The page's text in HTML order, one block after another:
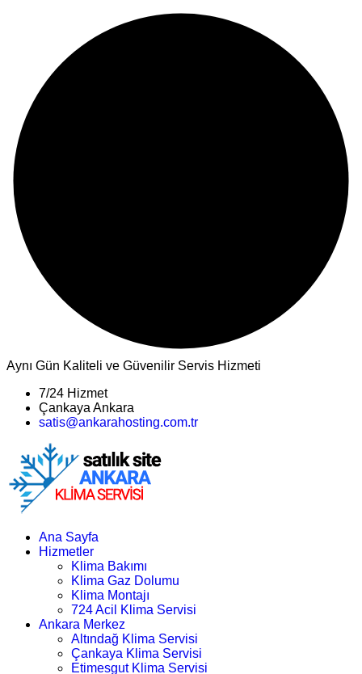
Aynı Gün Kaliteli ve Güvenilir Servis Hizmeti
7/24 Hizmet
Çankaya Ankara
satis@ankarahosting.com.tr
Ana Sayfa
Hizmetler
Klima Bakımı
Klima Gaz Dolumu
Klima Montajı
724 Acil Klima Servisi
Ankara Merkez
Altındağ Klima Servisi
Çankaya Klima Servisi
Etimesgut Klima Servisi